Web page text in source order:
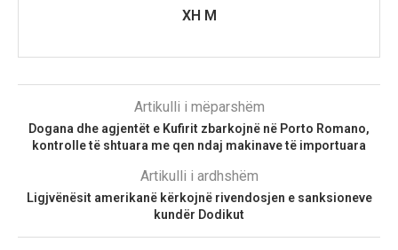
XH M
Artikulli i mëparshëm
Dogana dhe agjentët e Kufirit zbarkojnë në Porto Romano,
kontrolle të shtuara me qen ndaj makinave të importuara
Artikulli i ardhshëm
Ligjvënësit amerikanë kërkojnë rivendosjen e sanksioneve
kundër Dodikut